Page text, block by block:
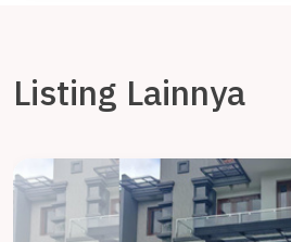
Listing Lainnya